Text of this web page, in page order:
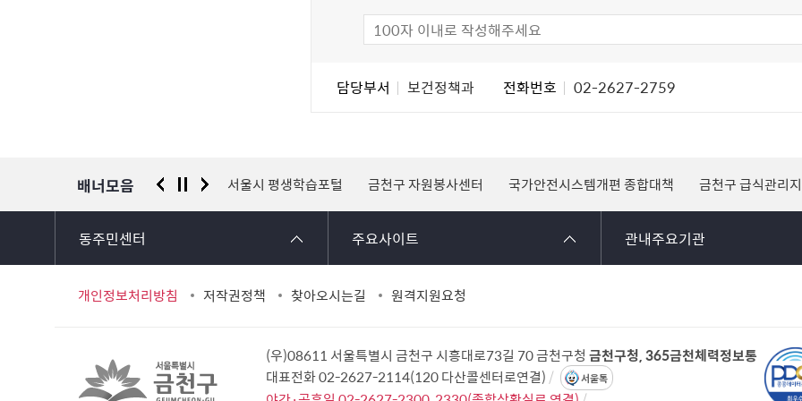
담당부서 보건정책과 전화번호 02-2627-2759
배너모음
경찰청 유실물 통합포털 서울시 평생학습포털 금천구 자원봉사센터 국가안전시스템개편 종합대책 금천구 급식관리
동주민센터 주요사이트 관내주요기관
개인정보처리방침 저작권정책 찾아오시는길 원격지원요청
(우)08611 서울특별시 금천구 시흥대로73길 70 금천구청 금천구청, 365금천체력정보통
대표전화 02-2627-2114(120 다산콜센터로연결)
서울톡